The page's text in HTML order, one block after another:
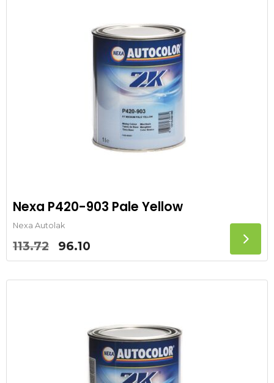
Nexa P420-903 Pale Yellow
Nexa Autolak
113.72
Oorspronkelijke
prijs
was:
96.10
prijs
is: